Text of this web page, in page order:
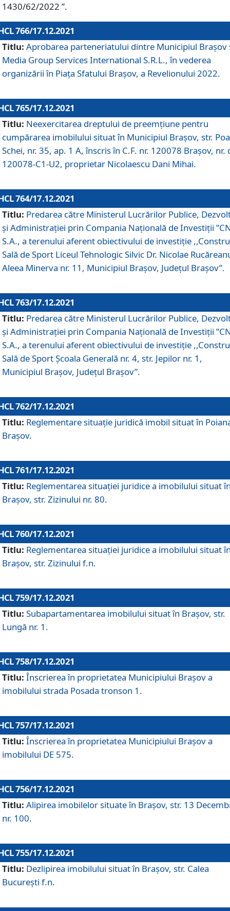
1430/62/2022 ”.
766/17.12.2021
Titlu: Aprobarea parteneriatului dintre Municipiul Brașov
Media Group Services International S.R.L., în vederea
organizării în Piața Sfatului Brașov, a Revelionului 2022.
765/17.12.2021
Titlu: Neexercitarea dreptului de preemţiune pentru
cumpărarea imobilului situat în Municipiul Braşov, str.
Schei, nr. 35, ap. 1 A, înscris în C.F. nr. 120078 Brașov, nr.
120078-C1-U2, proprietar Nicolaescu Dani Mihai.
764/17.12.2021
Titlu: Predarea către Ministerul Lucrărilor Publice,
și Administrației prin Compania Naţională de Investiţii
S.A., a terenului aferent obiectivului de investiţie
Sală de Sport Liceul Tehnologic Silvic Dr. Nicolae
Aleea Minerva nr. 11, Municipiul Brașov, Județul Brașov”.
763/17.12.2021
Titlu: Predarea către Ministerul Lucrărilor Publice,
și Administrației prin Compania Naţională de Investiţii
S.A., a terenului aferent obiectivului de investiție
Sală de Sport Școala Generală nr. 4, str. Jepilor nr. 1,
Municipiul Brașov, Județul Brașov”.
762/17.12.2021
Titlu: Reglementare situație juridică imobil situat în
Brașov.
761/17.12.2021
Titlu: Reglementarea situației juridice a imobilului situat
Brașov, str. Zizinului nr. 80.
760/17.12.2021
Titlu: Reglementarea situației juridice a imobilului situat
Brașov, str. Zizinului f.n.
759/17.12.2021
Titlu: Subapartamentarea imobilului situat în Brașov, str.
Lungă nr. 1.
758/17.12.2021
Titlu: Înscrierea în proprietatea Municipiului Brașov a
imobilului strada Posada tronson 1.
757/17.12.2021
Titlu: Înscrierea în proprietatea Municipiului Brașov a
imobilului DE 575.
756/17.12.2021
Titlu: Alipirea imobilelor situate în Brașov, str. 13
nr. 100.
755/17.12.2021
Titlu: Dezlipirea imobilului situat în Brașov, str. Calea
București f.n.